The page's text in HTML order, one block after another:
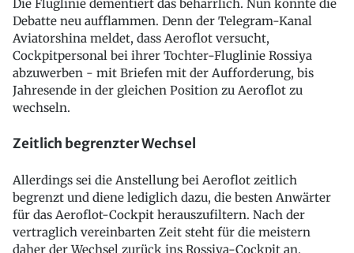
Die Fluglinie dementiert das beharrlich. Nun könnte die
Debatte neu aufflammen. Denn der Telegram-Kanal
Aviatorshina meldet, dass Aeroflot versucht,
Cockpitpersonal bei ihrer Tochter-Fluglinie Rossiya
abzuwerben - mit Briefen mit der Aufforderung, bis
Jahresende in der gleichen Position zu Aeroflot zu
wechseln.
Zeitlich begrenzter Wechsel
Allerdings sei die Anstellung bei Aeroflot zeitlich
begrenzt und diene lediglich dazu, die besten Anwärter
für das Aeroflot-Cockpit herauszufiltern. Nach der
vertraglich vereinbarten Zeit steht für die meistern
daher der Wechsel zurück ins Rossiya-Cockpit an.